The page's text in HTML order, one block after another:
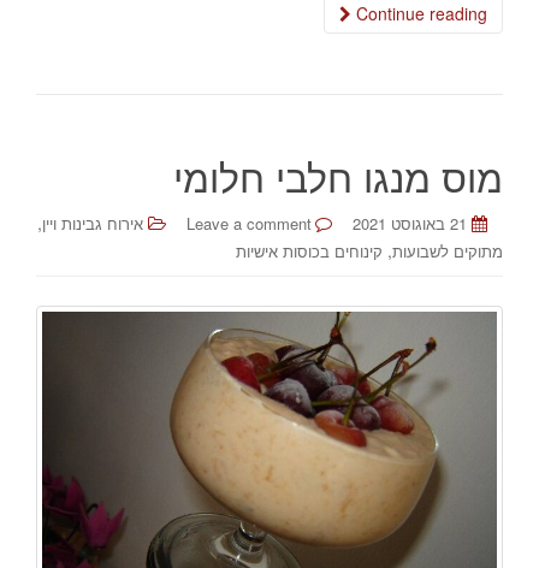
Continue reading
מוס מנגו חלבי חלומי
21 באוגוסט 2021 Leave a comment אירוח גבינות ויין,
מתוקים לשבועות, קינוחים בכוסות אישיות